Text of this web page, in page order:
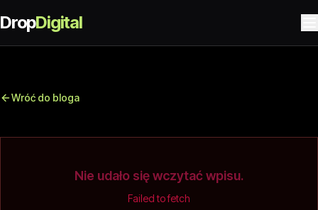
DropDigital
Wróć do bloga
Nie udało się wczytać wpisu.
Failed to fetch